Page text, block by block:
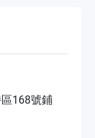
168號鋪